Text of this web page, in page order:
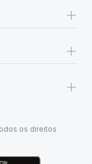
+
+
+
os direitos